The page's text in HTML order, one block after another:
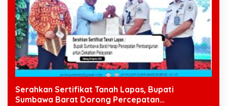
Serahkan Sertifikat Tanah Lapas, Bupati
Sumbawa Barat Dorong Percepatan